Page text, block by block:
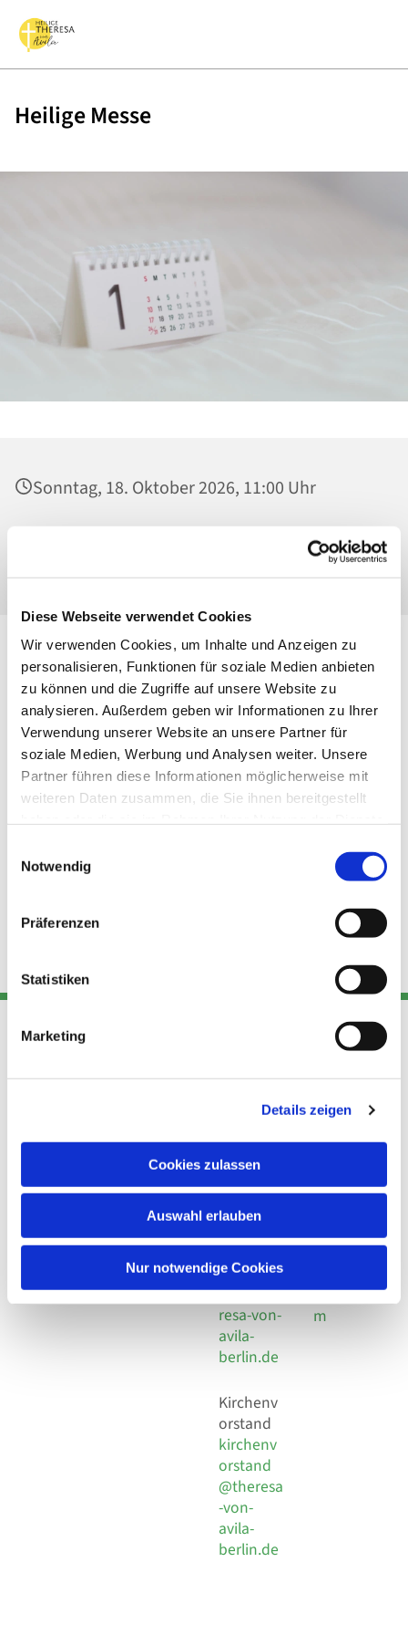
Diese Webseite verwendet Cookies
Wir verwenden Cookies, um Inhalte und Anzeigen zu
personalisieren, Funktionen für soziale Medien anbieten
zu können und die Zugriffe auf unsere Website zu
analysieren. Außerdem geben wir Informationen zu Ihrer
Verwendung unserer Website an unsere Partner für
soziale Medien, Werbung und Analysen weiter. Unsere
Partner führen diese Informationen möglicherweise mit
weiteren Daten zusammen, die Sie ihnen bereitgestellt
Notwendig
Präferenzen
Statistiken
Marketing
Details zeigen
Cookies zulassen
Auswahl erlauben
Nur notwendige Cookies
Heilige Messe
Sonntag, 18. Oktober 2026, 11:00 Uhr
St. Maria Magdalena, Kirche, Platanenstraße
Adresse
Kirchengemeinde Pfarrei
Hl. Theresa von Avila Berlin
Leitender Pfarrer - Norbert
Behaimstr. 39
Kont
Telefon
+49 30
924 64 28
Fax +49
30 924 54
18
E-Mail
info@the
resa-von-
avila-
berlin.de
Kirchenv
orstand
kirchenv
orstand
@theresa
-von-
avila-
berlin.de
Links
Datensch
utz
Social
Impressu
m